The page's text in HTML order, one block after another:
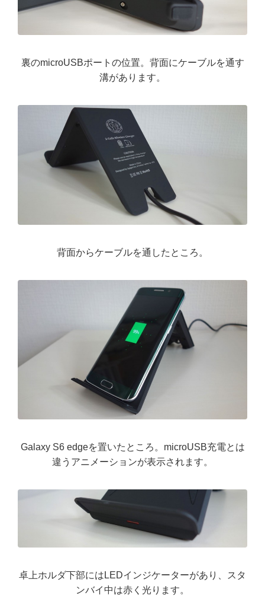
裏のmicroUSBポートの位置。背面にケーブルを通す
溝があります。
背面からケーブルを通したところ。
Galaxy S6 edgeを置いたところ。microUSB充電とは
違うアニメーションが表示されます。
卓上ホルダ下部にはLEDインジケーターがあり、スタ
ンバイ中は赤く光ります。